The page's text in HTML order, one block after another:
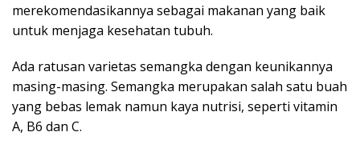
merekomendasikannya sebagai makanan yang baik
untuk menjaga kesehatan tubuh.
Ada ratusan varietas semangka dengan keunikannya
masing-masing. Semangka merupakan salah satu buah
yang bebas lemak namun kaya nutrisi, seperti vitamin
A, B6 dan C.